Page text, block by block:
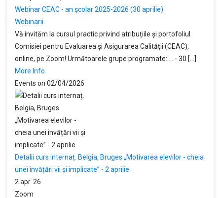
Webinar CEAC - an școlar 2025-2026 (30 aprilie)
Webinarii
Vă invităm la cursul practic privind atribuțiile și portofoliul
Comisiei pentru Evaluarea și Asigurarea Calității (CEAC),
online, pe Zoom! Următoarele grupe programate: ... - 30 [...]
More Info
Events on 02/04/2026
Detalii curs internaț. Belgia, Bruges „Motivarea elevilor - cheia
unei învățări vii și implicate” - 2 aprilie
2 apr. 26
Zoom